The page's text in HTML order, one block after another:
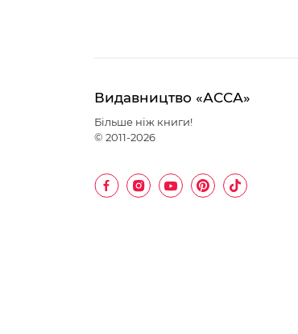
Видавництво «АССА»
Більше ніж книги!
© 2011-2026